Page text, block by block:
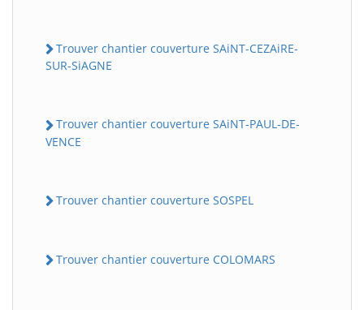
Trouver chantier couverture SAiNT-CEZAiRE-
SUR-SiAGNE
Trouver chantier couverture SAiNT-PAUL-DE-
VENCE
Trouver chantier couverture SOSPEL
Trouver chantier couverture COLOMARS